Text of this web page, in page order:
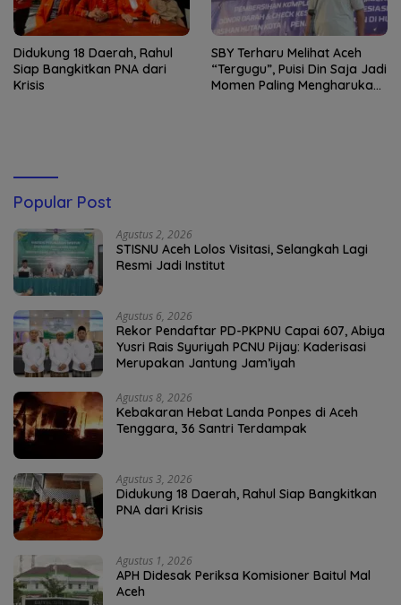
Didukung 18 Daerah, Rahul
Siap Bangkitkan PNA dari
Krisis
SBY Terharu Melihat Aceh
“Tergugu”, Puisi Din Saja Jadi
Momen Paling Mengharukan
Popular Post
Agustus 2, 2026
STISNU Aceh Lolos Visitasi, Selangkah Lagi
Resmi Jadi Institut
Agustus 6, 2026
Rekor Pendaftar PD-PKPNU Capai 607, Abiya
Yusri Rais Syuriyah PCNU Pijay: Kaderisasi
Merupakan Jantung Jam’iyah
Agustus 8, 2026
Kebakaran Hebat Landa Ponpes di Aceh
Tenggara, 36 Santri Terdampak
Agustus 3, 2026
Didukung 18 Daerah, Rahul Siap Bangkitkan
PNA dari Krisis
Agustus 1, 2026
APH Didesak Periksa Komisioner Baitul Mal
Aceh